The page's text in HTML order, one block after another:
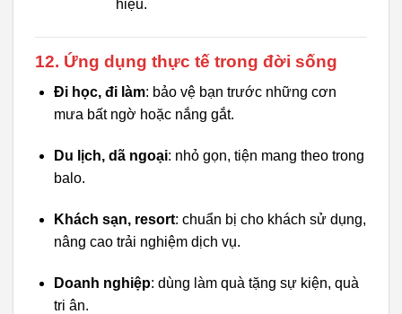
hiệu.
12. Ứng dụng thực tế trong đời sống
Đi học, đi làm: bảo vệ bạn trước những cơn
mưa bất ngờ hoặc nắng gắt.
Du lịch, dã ngoại: nhỏ gọn, tiện mang theo trong
balo.
Khách sạn, resort: chuẩn bị cho khách sử dụng,
nâng cao trải nghiệm dịch vụ.
Doanh nghiệp: dùng làm quà tặng sự kiện, quà
tri ân.